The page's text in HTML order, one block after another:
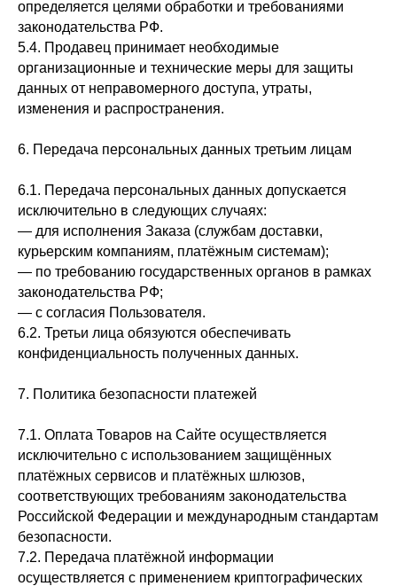
определяется целями обработки и требованиями
законодательства РФ.
5.4. Продавец принимает необходимые
организационные и технические меры для защиты
данных от неправомерного доступа, утраты,
изменения и распространения.
6. Передача персональных данных третьим лицам
6.1. Передача персональных данных допускается
исключительно в следующих случаях:
— для исполнения Заказа (службам доставки,
курьерским компаниям, платёжным системам);
— по требованию государственных органов в рамках
законодательства РФ;
— с согласия Пользователя.
6.2. Третьи лица обязуются обеспечивать
конфиденциальность полученных данных.
7. Политика безопасности платежей
7.1. Оплата Товаров на Сайте осуществляется
исключительно с использованием защищённых
платёжных сервисов и платёжных шлюзов,
соответствующих требованиям законодательства
Российской Федерации и международным стандартам
безопасности.
7.2. Передача платёжной информации
осуществляется с применением криптографических